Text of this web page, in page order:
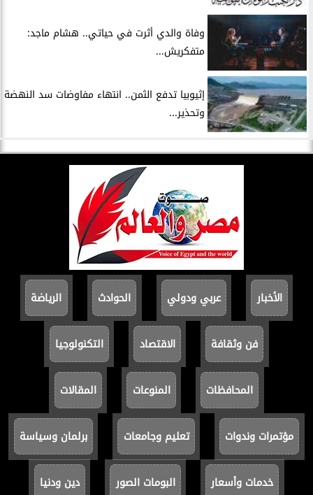
وفاة والدي أثرت في حياتي.. هشام ماجد:
متفكريش...
إثيوبيا تدفع الثمن.. انتهاء مفاوضات سد النهضة
وتحذير...
الأخبار عربي ودولي الحوادث الرياضة
فن وثقافة الاقتصاد التكنولوجيا
المحافظات المنوعات المقالات
مؤتمرات وندوات تعليم وجامعات برلمان وسياسة
خدمات وأسعار البومات الصور دين ودنيا